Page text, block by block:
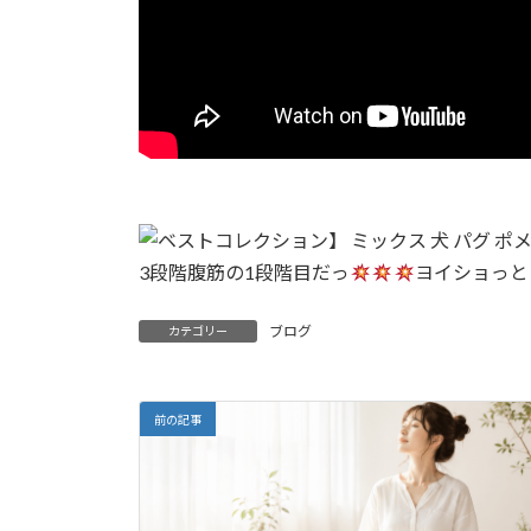
3段階腹筋の1段階目だっ ヨイショっと
カテゴリー ブログ
前の記事